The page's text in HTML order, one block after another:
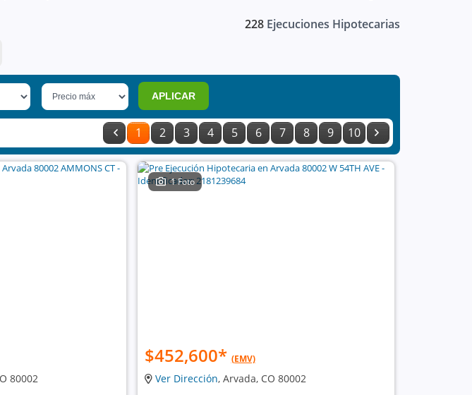
228 Ejecuciones Hipotecarias
APLICAR
1 2 3 4 5 6 7 8 9 10
80002
1 Foto
$452,600* (EMV)
Ver Dirección, Arvada, CO 80002